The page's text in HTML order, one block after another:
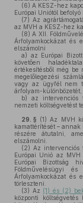
(6) A KESZ-hez
Európai Uniótól
(7) Az
az MVH a KESZ-hez
(8) A XII.
Árfolyamkockázat és
elszámolni
a) az Európai
követően
értékesítésből még be
megelőlegezési
vagy az ügyfél nem
árfolyam-különbözetét,
b) az intervenciós
nemzeti költségvetést
29. § (1) Az MVH
kamattérítését –
részére átutalni,
elszámolni.
(2) Az intervenciós
Európai Unió az
Európai Bizottság
Földművelésügyi
Árfolyamkockázat és
törleszteni.
(3) Az (1) és (2)
központi költségvetés